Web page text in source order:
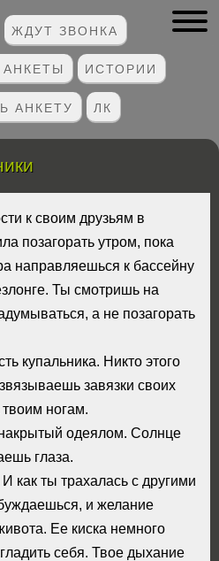
ЖДУТ ЗВОНКА
ИСТОРИИ
АНКЕТУ ЛК
к своим друзьям в
позагорать утром, пока
направляешься к бассейну
Ты смотришь на
а не позагорать
купальника. Никто этого
завязки своих
ногам.
одеялом. Солнце
глаза.
как ты трахалась с другими
и желание
Ее киска немного
себя. Твое дыхание